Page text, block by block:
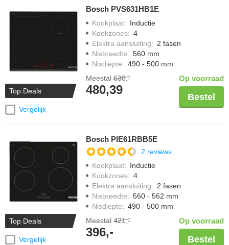
Top Deals
Vergelijk
Bosch PVS631HB1E
Kookplaat: Inductie
Kookzones: 4
Elektra aansluiting: 2 fasen
Nisbreedte: 560 mm
Nisdiepte: 490 - 500 mm
Meestal 630,-
480,39
Op voorraad
Bestel
Top Deals
Vergelijk
Bosch PIE61RBB5E
2 reviews
Kookplaat: Inductie
Kookzones: 4
Elektra aansluiting: 2 fasen
Nisbreedte: 560 - 562 mm
Nisdiepte: 490 - 500 mm
Meestal 421,-
396,-
Op voorraad
Bestel